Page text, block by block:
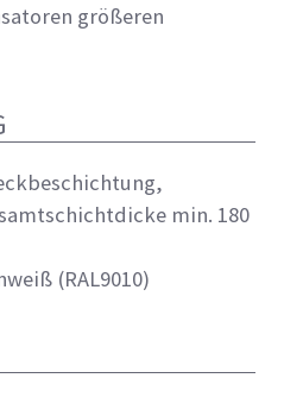
größeren
min. 180
(RAL9010)